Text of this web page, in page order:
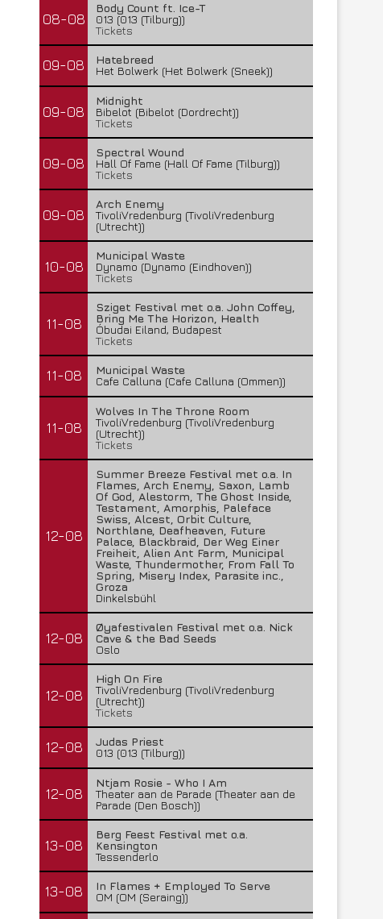
Savatage – 013 Tilburg –
01/08/2026
3 augustus 2026 29 juli 2026
08-08
Body Count ft. Ice-T
013 (013 (Tilburg))
Tickets
09-08
Hatebreed
Het Bolwerk (Het Bolwerk (Sneek))
09-08
Midnight
Bibelot (Bibelot (Dordrecht))
Tickets
09-08
Spectral Wound
Hall Of Fame (Hall Of Fame (Tilburg))
Tickets
09-08
Arch Enemy
TivoliVredenburg (TivoliVredenburg
(Utrecht))
10-08
Municipal Waste
Dynamo (Dynamo (Eindhoven))
Tickets
11-08
Sziget Festival met o.a. John Coffey,
Bring Me The Horizon, Health
Óbudai Eiland, Budapest
Tickets
11-08
Municipal Waste
Cafe Calluna (Cafe Calluna (Ommen))
11-08
Wolves In The Throne Room
TivoliVredenburg (TivoliVredenburg
(Utrecht))
Tickets
12-08
Summer Breeze Festival met o.a. In
Flames, Arch Enemy, Saxon, Lamb
Of God, Alestorm, The Ghost Inside,
Testament, Amorphis, Paleface
Swiss, Alcest, Orbit Culture,
Northlane, Deafheaven, Future
Palace, Blackbraid, Der Weg Einer
Freiheit, Alien Ant Farm, Municipal
Waste, Thundermother, From Fall To
Spring, Misery Index, Parasite inc.,
Groza
Dinkelsbühl
12-08
Øyafestivalen Festival met o.a. Nick
Cave & the Bad Seeds
Oslo
12-08
High On Fire
TivoliVredenburg (TivoliVredenburg
(Utrecht))
Tickets
12-08
Judas Priest
013 (013 (Tilburg))
12-08
Ntjam Rosie - Who I Am
Theater aan de Parade (Theater aan de
Parade (Den Bosch))
13-08
Berg Feest Festival met o.a.
Kensington
Tessenderlo
13-08
In Flames + Employed To Serve
OM (OM (Seraing))